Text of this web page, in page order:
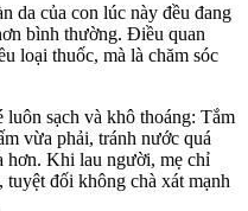
da của con lúc này đều đang
bình thường. Điều quan
loại thuốc, mà là chăm sóc
luôn sạch và khô thoáng: Tắm
vừa phải, tránh nước quá
hơn. Khi lau người, mẹ chỉ
tuyệt đối không chà xát mạnh